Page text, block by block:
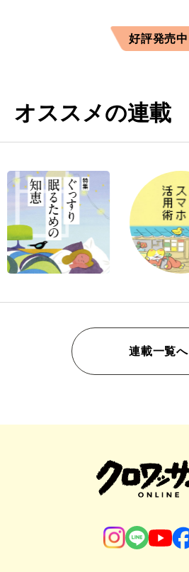
好評発売中
オススメの連載
連載一覧へ